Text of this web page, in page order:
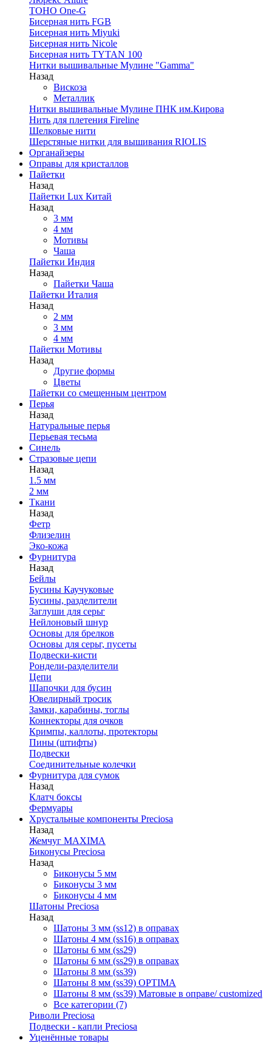
TOHO One-G
Бисерная нить FGB
Бисерная нить Miyuki
Бисерная нить Nicole
Бисерная нить TYTAN 100
Нитки вышивальные Мулине "Gamma"
Назад
Вискоза
Металлик
Нитки вышивальные Мулине ПНК им.Кирова
Нить для плетения Fireline
Шелковые нити
Шерстяные нитки для вышивания RIOLIS
Органайзеры
Оправы для кристаллов
Пайетки
Назад
Пайетки Lux Китай
Назад
3 мм
4 мм
Мотивы
Чаша
Пайетки Индия
Назад
Пайетки Чаша
Пайетки Италия
Назад
2 мм
3 мм
4 мм
Пайетки Мотивы
Назад
Другие формы
Цветы
Пайетки со смещенным центром
Перья
Назад
Натуральные перья
Перьевая тесьма
Синель
Стразовые цепи
Назад
1.5 мм
2 мм
Ткани
Назад
Фетр
Флизелин
Эко-кожа
Фурнитура
Назад
Бейлы
Бусины Каучуковые
Бусины, разделители
Заглуши для серьг
Нейлоновый шнур
Основы для брелков
Основы для серьг, пусеты
Подвески-кисти
Рондели-разделители
Цепи
Шапочки для бусин
Ювелирный тросик
Замки, карабины, тоглы
Коннекторы для очков
Кримпы, каллоты, протекторы
Пины (штифты)
Подвески
Соединительные колечки
Фурнитура для сумок
Назад
Клатч боксы
Фермуары
Хрустальные компоненты Preciosa
Назад
Жемчуг MAXIMA
Биконусы Preciosa
Назад
Биконусы 5 мм
Биконусы 3 мм
Биконусы 4 мм
Шатоны Preciosa
Назад
Шатоны 3 мм (ss12) в оправах
Шатоны 4 мм (ss16) в оправах
Шатоны 6 мм (ss29)
Шатоны 6 мм (ss29) в оправах
Шатоны 8 мм (ss39)
Шатоны 8 мм (ss39) OPTIMA
Шатоны 8 мм (ss39) Матовые в оправе/ customized
Все категории (7)
Риволи Preciosa
Подвески - капли Preciosa
Уценённые товары